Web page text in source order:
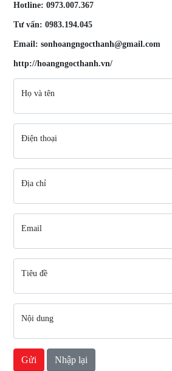
Hotline: 0973.007.367
Tư vấn: 0983.194.045
Email: sonhoangngocthanh@gmail.com
http://hoangngocthanh.vn/
Họ và tên
Điện thoại
Địa chỉ
Email
Tiêu đề
Nội dung